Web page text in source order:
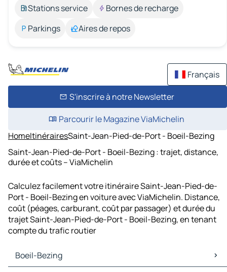
Stations service
Bornes de recharge
Parkings
Aires de repos
Français
S'inscrire à notre Newsletter
Parcourir le Magazine ViaMichelin
HomeItinérairesSaint-Jean-Pied-de-Port - Boeil-Bezing
Saint-Jean-Pied-de-Port - Boeil-Bezing : trajet, distance,
durée et coûts – ViaMichelin
Calculez facilement votre itinéraire Saint-Jean-Pied-de-
Port - Boeil-Bezing en voiture avec ViaMichelin. Distance,
coût (péages, carburant, coût par passager) et durée du
trajet Saint-Jean-Pied-de-Port - Boeil-Bezing, en tenant
compte du trafic routier
Boeil-Bezing